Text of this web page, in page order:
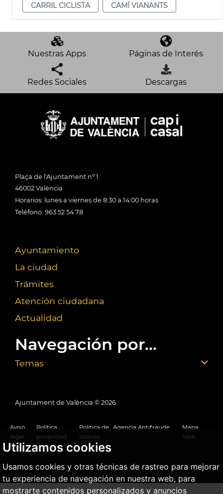
Utilizamos cookies
Usamos cookies y otras técnicas de rastreo para mejorar
tu experiencia de navegación en nuestra web, para
mostrarte contenidos personalizados y anuncios
CARRIL CICLISTA
CAMÍ VIANANTS
Nuestras Apps Páginas de Interés
Redes Sociales Descargas
Plaça de l'Ajuntament nº 1
46002 València
Horarios: lunes a viernes de 8:30 a 14:00 horas
Teléfono: 963 52 54 78
Ayuntamiento
La ciudad
Trámites
Atención ciudadana
Actualidad
Navegación por...
Temas
Ajuntament de València © 2026
Aviso
legal
Política
privacidad
Política de
cookies
Agencia Antifraude
Mapa
Web